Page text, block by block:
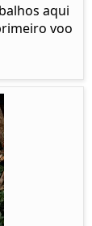
aqui
voo